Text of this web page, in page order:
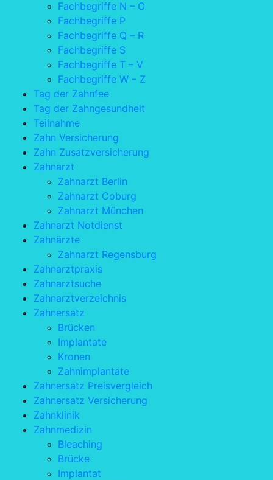
Fachbegriffe N – O
Fachbegriffe P
Fachbegriffe Q – R
Fachbegriffe S
Fachbegriffe T – V
Fachbegriffe W – Z
Tag der Zahnfee
Tag der Zahngesundheit
Teilnahme
Zahn Versicherung
Zahn Zusatzversicherung
Zahnarzt
Zahnarzt Berlin
Zahnarzt Coburg
Zahnarzt München
Zahnarzt Notdienst
Zahnärzte
Zahnarzt Regensburg
Zahnarztpraxis
Zahnarztsuche
Zahnarztverzeichnis
Zahnersatz
Brücken
Implantate
Kronen
Zahnimplantate
Zahnersatz Preisvergleich
Zahnersatz Versicherung
Zahnklinik
Zahnmedizin
Bleaching
Brücke
Implantat